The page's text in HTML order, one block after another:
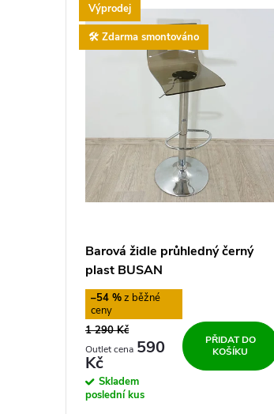
p
ý
Výprodej
🛠️ Zdarma smontováno
Barová židle průhledný černý
plast BUSAN
–54 %
1 290 Kč
590
Kč
Skladem
poslední kus
PŘIDAT DO
KOŠÍKU